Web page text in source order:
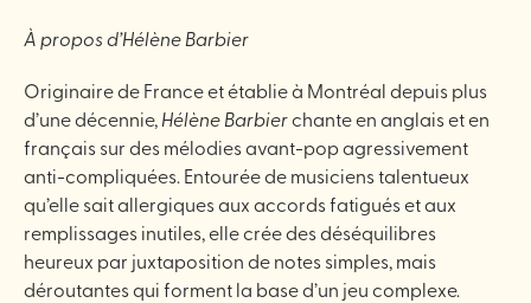
À propos d’Hélène Barbier
Originaire de France et établie à Montréal depuis plus
d’une décennie,Hélène Barbierchante en anglais et en
français sur des mélodies avant-pop agressivement
anti-compliquées. Entourée de musiciens talentueux
qu’elle sait allergiques aux accords fatigués et aux
remplissages inutiles, elle crée des déséquilibres
heureux par juxtaposition de notes simples, mais
déroutantes qui forment la base d’un jeu complexe.